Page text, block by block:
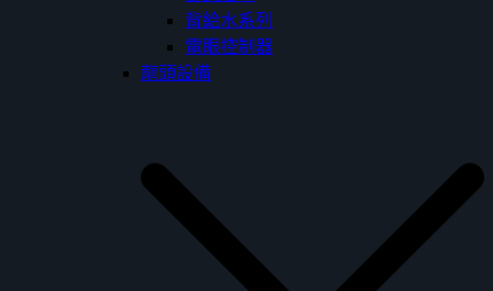
背給水系列
電眼控制器
龍頭設備